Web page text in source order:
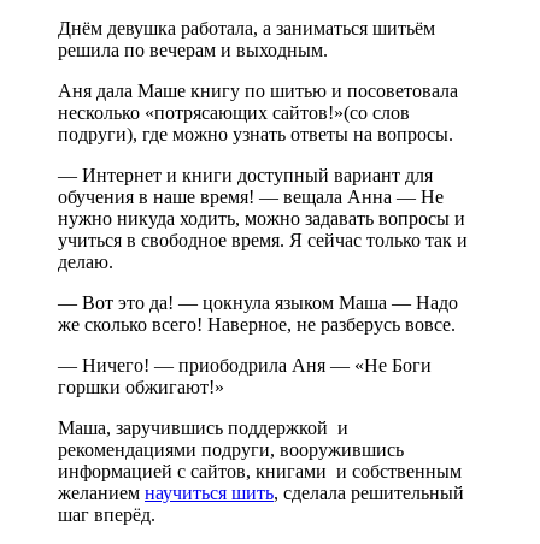
Днём девушка работала, а заниматься шитьём
решила по вечерам и выходным.
Аня дала Маше книгу по шитью и посоветовала
несколько «потрясающих сайтов!»(со слов
подруги), где можно узнать ответы на вопросы.
— Интернет и книги доступный вариант для
обучения в наше время! — вещала Анна — Не
нужно никуда ходить, можно задавать вопросы и
учиться в свободное время. Я сейчас только так и
делаю.
— Вот это да! — цокнула языком Маша — Надо
же сколько всего! Наверное, не разберусь вовсе.
— Ничего! — приободрила Аня — «Не Боги
горшки обжигают!»
Маша, заручившись поддержкой и
рекомендациями подруги, вооружившись
информацией с сайтов, книгами и собственным
желанием научиться шить, сделала решительный
шаг вперёд.